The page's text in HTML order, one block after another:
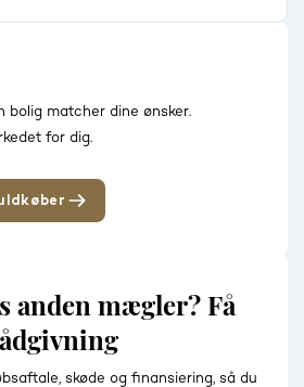
bolig matcher dine ønsker.
for dig.
anden mægler? Få
skøde og finansiering, så du